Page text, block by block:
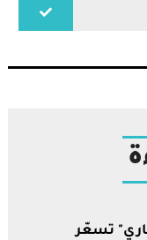
تسعّر